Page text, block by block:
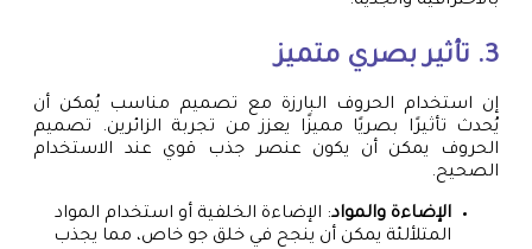
3. تأثير بصري متميز
إن استخدام الحروف البارزة مع تصميم مناسب يُمكن أن
يُحدث تأثيرًا بصريًا مميزًا يعزز من تجربة الزائرين. تصميم
الحروف يمكن أن يكون عنصر جذب قوي عند الاستخدام
الصحيح.
الإضاءة والمواد: الإضاءة الخلفية أو استخدام المواد
المتلألئة يمكن أن ينجح في خلق جو خاص، مما يجذب